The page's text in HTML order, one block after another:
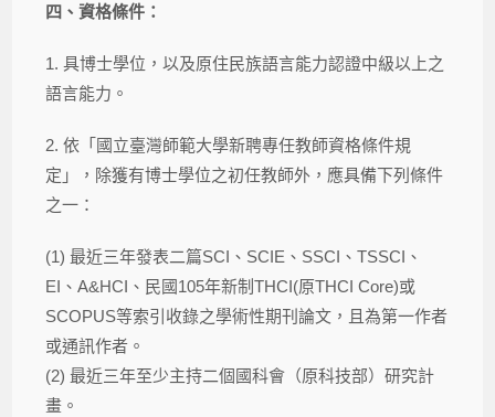
四、資格條件：
1. 具博士學位，以及原住民族語言能力認證中級以上之
語言能力。
2. 依「國立臺灣師範大學新聘專任教師資格條件規
定」，除獲有博士學位之初任教師外，應具備下列條件
之一：
(1) 最近三年發表二篇SCI、SCIE、SSCI、TSSCI、
EI、A&HCI、民國105年新制THCI(原THCI Core)或
SCOPUS等索引收錄之學術性期刊論文，且為第一作者
或通訊作者。
(2) 最近三年至少主持二個國科會（原科技部）研究計
畫。